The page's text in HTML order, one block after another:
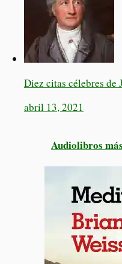
Diez citas célebres de
abril 13, 2021
Audiolibros